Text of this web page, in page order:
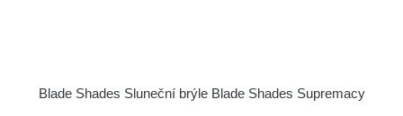
Blade Shades Sluneční brýle Blade Shades Supremacy